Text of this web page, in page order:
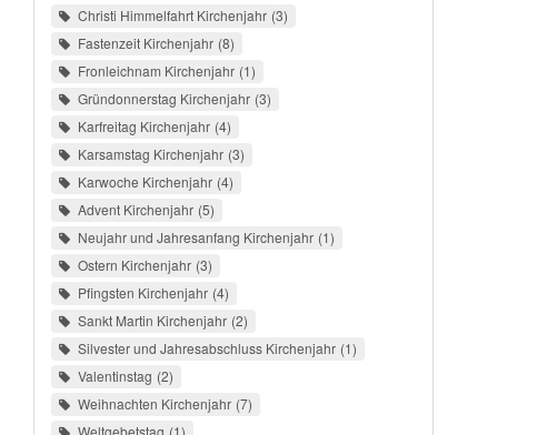
Christi Himmelfahrt Kirchenjahr 3
Fastenzeit Kirchenjahr 8
Fronleichnam Kirchenjahr 1
Gründonnerstag Kirchenjahr 3
Karfreitag Kirchenjahr 4
Karsamstag Kirchenjahr 3
Karwoche Kirchenjahr 4
Advent Kirchenjahr 5
Neujahr und Jahresanfang Kirchenjahr 1
Ostern Kirchenjahr 3
Pfingsten Kirchenjahr 4
Sankt Martin Kirchenjahr 2
Silvester und Jahresabschluss Kirchenjahr 1
Valentinstag 2
Weihnachten Kirchenjahr 7
Weltgebetstag 1